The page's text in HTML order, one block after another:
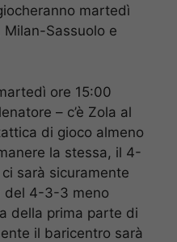
martedì
Milan-Sassuolo e
ore 15:00
– c’è Zola al
di gioco almeno
la stessa, il 4-
sarà sicuramente
del 4-3-3 meno
della prima parte di
il baricentro sarà